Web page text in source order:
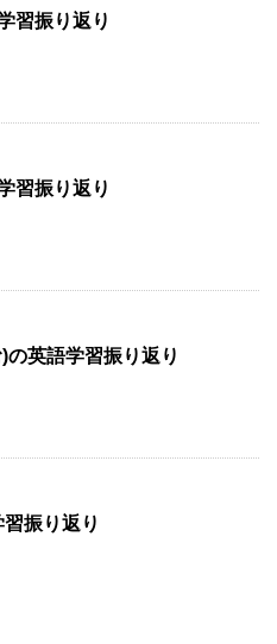
習振り返り
習振り返り
の英語学習振り返り
振り返り